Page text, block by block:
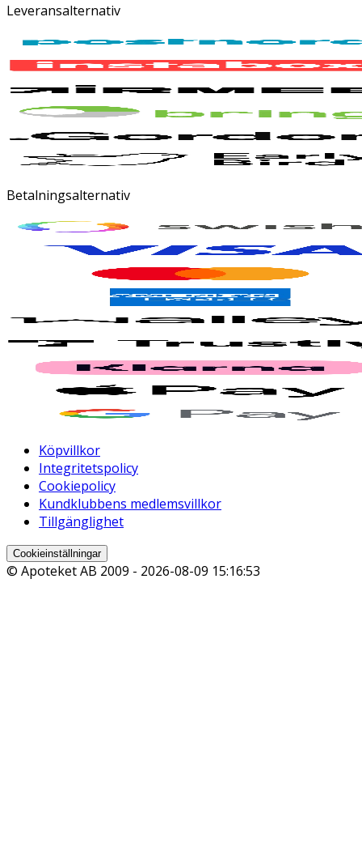
Leveransalternativ
Betalningsalternativ
Köpvillkor
Integritetspolicy
Cookiepolicy
Kundklubbens medlemsvillkor
Tillgänglighet
Cookieinställningar
© Apoteket AB 2009 - 2026-08-09 15:16:53